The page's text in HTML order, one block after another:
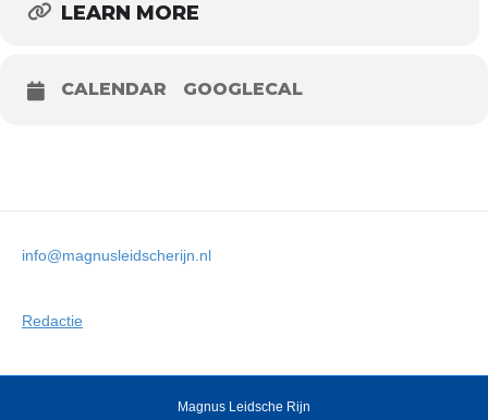
LEARN MORE
CALENDAR GOOGLECAL
info@magnusleidscherijn.nl
Redactie
Magnus Leidsche Rijn